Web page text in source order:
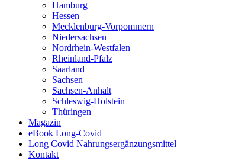
Hamburg
Hessen
Mecklenburg-Vorpommern
Niedersachsen
Nordrhein-Westfalen
Rheinland-Pfalz
Saarland
Sachsen
Sachsen-Anhalt
Schleswig-Holstein
Thüringen
Magazin
eBook Long-Covid
Long Covid Nahrungsergänzungsmittel
Kontakt